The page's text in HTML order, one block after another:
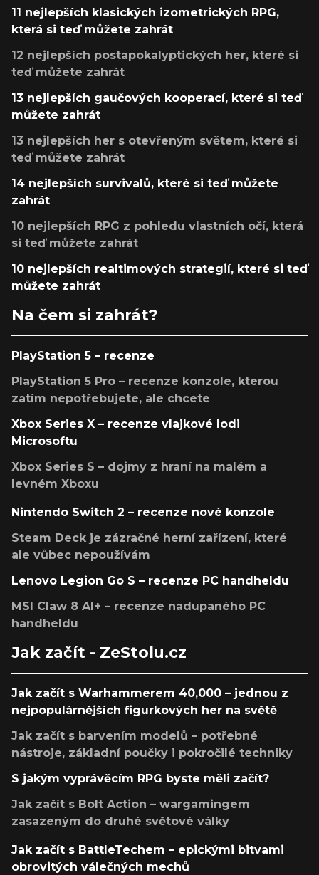
11 nejlepších klasických izometrických RPG,
která si teď můžete zahrát
12 nejlepších postapokalyptických her, které si
teď můžete zahrát
13 nejlepších gaučových kooperací, které si teď
můžete zahrát
13 nejlepších her s otevřeným světem, které si
teď můžete zahrát
14 nejlepších survivalů, které si teď můžete
zahrát
10 nejlepších RPG z pohledu vlastních očí, která
si teď můžete zahrát
10 nejlepších realtimových strategií, které si teď
můžete zahrát
Na čem si zahrát?
PlayStation 5 – recenze
PlayStation 5 Pro – recenze konzole, kterou
zatím nepotřebujete, ale chcete
Xbox Series X – recenze vlajkové lodi
Microsoftu
Xbox Series S – dojmy z hraní na malém a
levném Xboxu
Nintendo Switch 2 – recenze nové konzole
Steam Deck je zázračné herní zařízení, které
ale vůbec nepoužívám
Lenovo Legion Go S – recenze PC handheldu
MSI Claw 8 AI+ – recenze nadupaného PC
handheldu
Jak začít - ZeStolu.cz
Jak začít s Warhammerem 40,000 – jednou z
nejpopulárnějších figurkových her na světě
Jak začít s barvením modelů – potřebné
nástroje, základní poučky i pokročilé techniky
S jakým vyprávěcím RPG byste měli začít?
Jak začít s Bolt Action – wargamingem
zasazeným do druhé světové války
Jak začít s BattleTechem – epickými bitvami
obrovitých válečných mechů